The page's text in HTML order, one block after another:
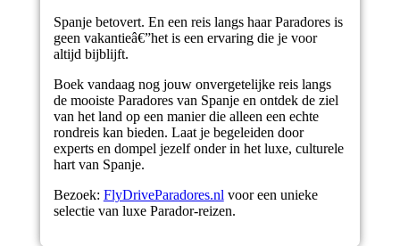
Spanje betovert. En een reis langs haar Paradores is
geen vakantieâ€”het is een ervaring die je voor
altijd bijblijft.
Boek vandaag nog jouw onvergetelijke reis langs
de mooiste Paradores van Spanje en ontdek de ziel
van het land op een manier die alleen een echte
rondreis kan bieden. Laat je begeleiden door
experts en dompel jezelf onder in het luxe, culturele
hart van Spanje.
Bezoek: FlyDriveParadores.nl voor een unieke
selectie van luxe Parador-reizen.